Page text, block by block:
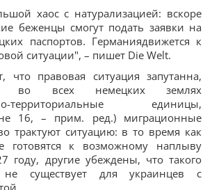
хаос с натурализацией: вскоре
беженцы смогут подать заявки на
паспортов. Германиядвижется к
ситуации", – пишет Die Welt.
что правовая ситуация запутанна,
во всех немецких землях
территориальные единицы,
16, – прим. ред.) миграционные
трактуют ситуацию: в то время как
к возможному наплыву
году, другие убеждены, что такого
существует для украинцев с